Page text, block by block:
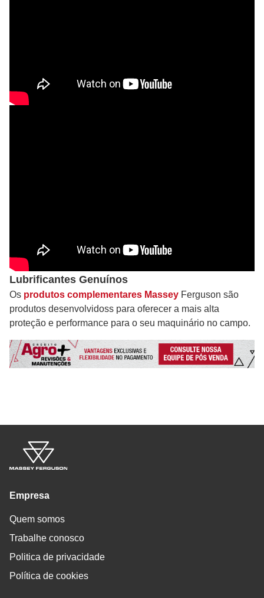
Lubrificantes Genuínos
Os produtos complementares Massey Ferguson são
produtos desenvolvidoss para oferecer a mais alta
proteção e performance para o seu maquinário no campo.
Empresa
Quem somos
Trabalhe conosco
Politica de privacidade
Política de cookies